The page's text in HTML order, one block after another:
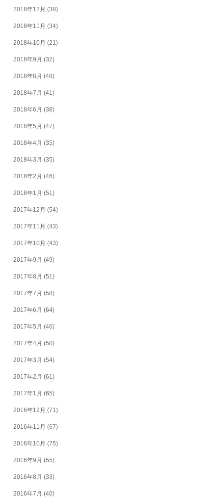
2018年12月 (38)
2018年11月 (34)
2018年10月 (21)
2018年9月 (32)
2018年8月 (48)
2018年7月 (41)
2018年6月 (38)
2018年5月 (47)
2018年4月 (35)
2018年3月 (35)
2018年2月 (46)
2018年1月 (51)
2017年12月 (54)
2017年11月 (43)
2017年10月 (43)
2017年9月 (49)
2017年8月 (51)
2017年7月 (58)
2017年6月 (64)
2017年5月 (46)
2017年4月 (50)
2017年3月 (54)
2017年2月 (61)
2017年1月 (65)
2016年12月 (71)
2016年11月 (67)
2016年10月 (75)
2016年9月 (55)
2016年8月 (33)
2016年7月 (40)